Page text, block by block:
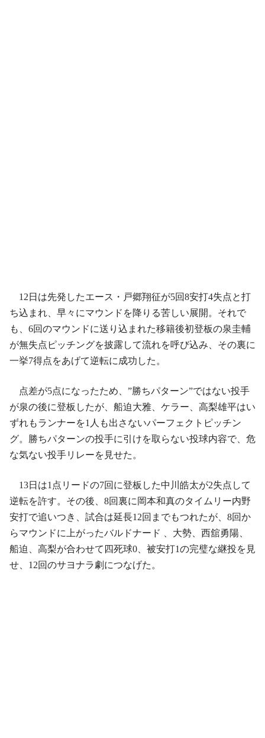
12日は先発したエース・戸郷翔征が5回8安打4失点と打
ち込まれ、早々にマウンドを降りる苦しい展開。それで
も、6回のマウンドに送り込まれた移籍後初登板の泉圭輔
が無失点ピッチングを披露して流れを呼び込み、その裏に
一挙7得点をあげて逆転に成功した。
点差が5点になったため、”勝ちパターン”ではない投手
が泉の後に登板したが、船迫大雅、ケラー、高梨雄平はい
ずれもランナーを1人も出さないパーフェクトピッチン
グ。勝ちパターンの投手に引けを取らない投球内容で、危
な気ない投手リレーを見せた。
13日は1点リードの7回に登板した中川皓太が2失点して
逆転を許す。その後、8回裏に岡本和真のタイムリー内野
安打で追いつき、試合は延長12回までもつれたが、8回か
らマウンドに上がったバルドナード 、大勢、西舘勇陽、
船迫、高梨が合わせて四死球0、被安打1の完璧な継投を見
せ、12回のサヨナラ劇につなげた。